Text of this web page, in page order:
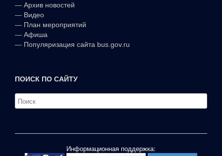
— Архив новостей
— Видео
— План мероприятий
— Афиша
— Популяризация сайта bus.gov.ru
ПОИСК ПО САЙТУ
Информационная поддержка: